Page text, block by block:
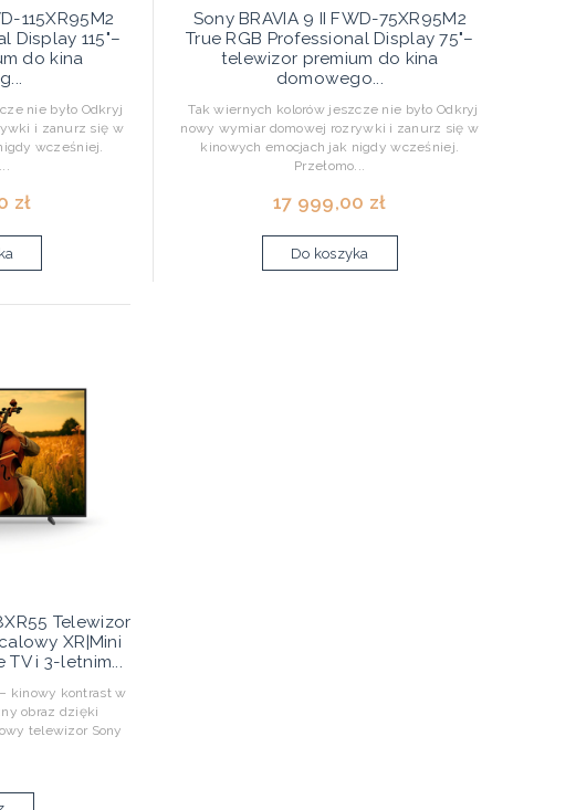
115XR95M2
Display 115"–
do kina
nie było Odkryj
i zanurz się w
wcześniej.
zł
Sony BRAVIA 9 II FWD-75XR95M2
True RGB Professional Display 75"–
telewizor premium do kina
domowego...
Tak wiernych kolorów jeszcze nie było Odkryj
nowy wymiar domowej rozrywki i zanurz się w
kinowych emocjach jak nigdy wcześniej.
Przełomo...
17 999,00 zł
Do koszyka
Telewizor
XR|Mini
TV i 3-letnim...
kinowy kontrast w
obraz dzięki
telewizor Sony